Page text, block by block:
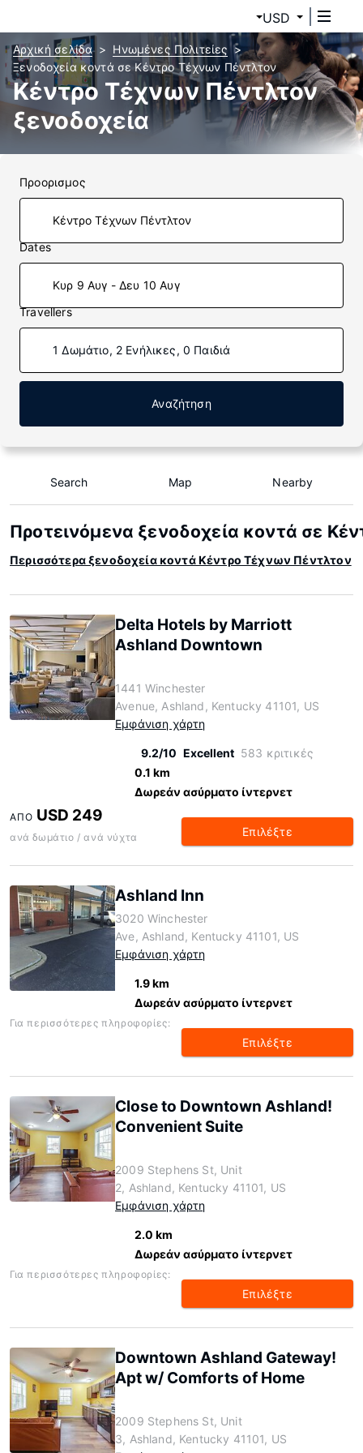
USD
Αρχική σελίδα
Ηνωμένες Πολιτείες
Ξενοδοχεία κοντά σε Κέντρο Τέχνων Πέντλτον
Κέντρο Τέχνων Πέντλτον
ξενοδοχεία
Προορισμος
Dates
Κυρ 9 Αυγ - Δευ 10 Αυγ
Travellers
1 Δωμάτιο, 2 Ενήλικες, 0 Παιδιά
Αναζήτηση
Search Map Nearby
Προτεινόμενα ξενοδοχεία κοντά σε
Περισσότερα ξενοδοχεία κοντά Κέντρο Τέχνων Πέντλτον
Delta Hotels by Marriott
Ashland Downtown
1441 Winchester
Avenue, Ashland, Kentucky 41101, US
Εμφάνιση χάρτη
9.2/10 Excellent 583 κριτικές
0.1 km
Δωρεάν ασύρματο ίντερνετ
ΑΠΌ USD 249
ανά δωμάτιο / ανά νύχτα Επιλέξτε
Ashland Inn
3020 Winchester
Ave, Ashland, Kentucky 41101, US
Εμφάνιση χάρτη
1.9 km
Δωρεάν ασύρματο ίντερνετ
Για περισσότερες πληροφορίες:
Επιλέξτε
Close to Downtown Ashland!
Convenient Suite
2009 Stephens St, Unit
2, Ashland, Kentucky 41101, US
Εμφάνιση χάρτη
2.0 km
Δωρεάν ασύρματο ίντερνετ
Για περισσότερες πληροφορίες:
Επιλέξτε
Downtown Ashland Gateway!
Apt w/ Comforts of Home
2009 Stephens St, Unit
3, Ashland, Kentucky 41101, US